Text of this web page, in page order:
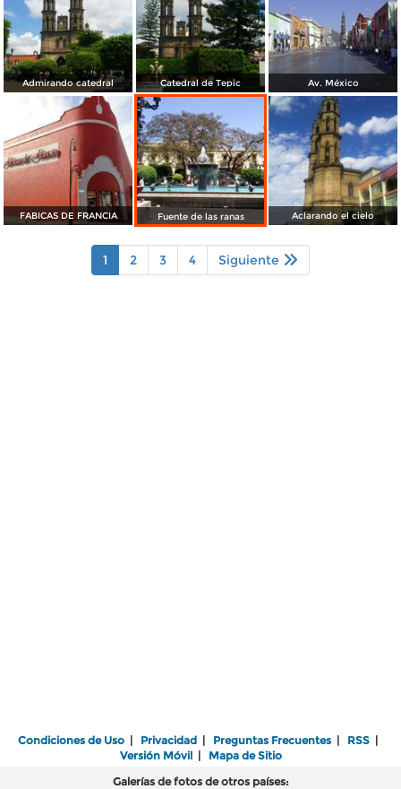
Admirando catedral Catedral de Tepic Av. México
FABICAS DE FRANCIA Fuente de las ranas Aclarando el cielo
1 2 3 4 Siguiente
Condiciones de Uso | Privacidad | Preguntas Frecuentes | RSS |
Versión Móvil| Mapa de Sitio
Galerías de fotos de otros países: